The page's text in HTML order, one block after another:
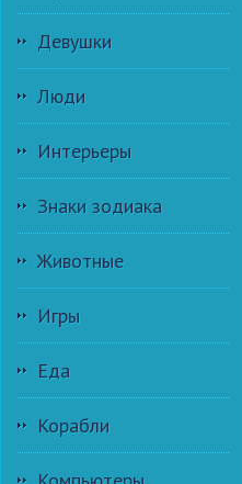
Девушки
Люди
Интерьеры
Знаки зодиака
Животные
Игры
Еда
Корабли